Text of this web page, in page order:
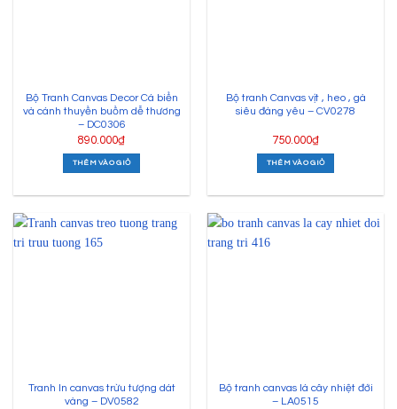
Bộ Tranh Canvas Decor Cá biển
và cánh thuyền buồm dễ thương
– DC0306
890.000₫
THÊM VÀO GIỎ
Bộ tranh Canvas vịt , heo , gà
siêu đáng yêu – CV0278
750.000₫
THÊM VÀO GIỎ
Tranh In canvas trừu tượng dát
vàng – DV0582
Bộ tranh canvas lá cây nhiệt đới
– LA0515